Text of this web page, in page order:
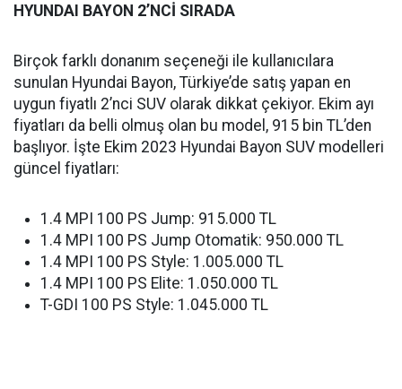
HYUNDAI BAYON 2’NCİ SIRADA
Birçok farklı donanım seçeneği ile kullanıcılara
sunulan Hyundai Bayon, Türkiye’de satış yapan en
uygun fiyatlı 2’nci SUV olarak dikkat çekiyor. Ekim ayı
fiyatları da belli olmuş olan bu model, 915 bin TL’den
başlıyor. İşte Ekim 2023 Hyundai Bayon SUV modelleri
güncel fiyatları:
1.4 MPI 100 PS Jump: 915.000 TL
1.4 MPI 100 PS Jump Otomatik: 950.000 TL
1.4 MPI 100 PS Style: 1.005.000 TL
1.4 MPI 100 PS Elite: 1.050.000 TL
T-GDI 100 PS Style: 1.045.000 TL